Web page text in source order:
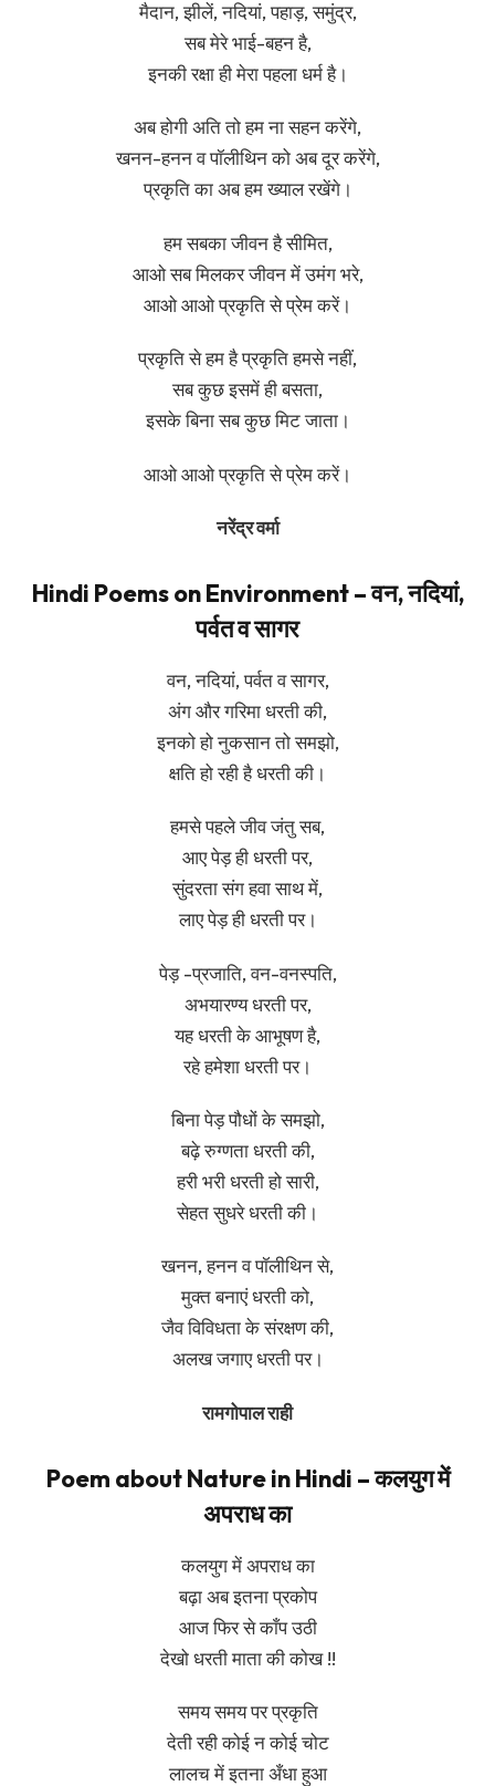
मैदान, झीलें, नदियां, पहाड़, समुंद्र,
सब मेरे भाई-बहन है,
इनकी रक्षा ही मेरा पहला धर्म है।
अब होगी अति तो हम ना सहन करेंगे,
खनन-हनन व पॉलीथिन को अब दूर करेंगे,
प्रकृति का अब हम ख्याल रखेंगे।
हम सबका जीवन है सीमित,
आओ सब मिलकर जीवन में उमंग भरे,
आओ आओ प्रकृति से प्रेम करें।
प्रकृति से हम है प्रकृति हमसे नहीं,
सब कुछ इसमें ही बसता,
इसके बिना सब कुछ मिट जाता।
आओ आओ प्रकृति से प्रेम करें।
नरेंद्र वर्मा
Hindi Poems on Environment – वन, नदियां,
पर्वत व सागर
वन, नदियां, पर्वत व सागर,
अंग और गरिमा धरती की,
इनको हो नुकसान तो समझो,
क्षति हो रही है धरती की।
हमसे पहले जीव जंतु सब,
आए पेड़ ही धरती पर,
सुंदरता संग हवा साथ में,
लाए पेड़ ही धरती पर।
पेड़ -प्रजाति, वन-वनस्पति,
अभयारण्य धरती पर,
यह धरती के आभूषण है,
रहे हमेशा धरती पर।
बिना पेड़ पौधों के समझो,
बढ़े रुग्णता धरती की,
हरी भरी धरती हो सारी,
सेहत सुधरे धरती की।
खनन, हनन व पॉलीथिन से,
मुक्त बनाएं धरती को,
जैव विविधता के संरक्षण की,
अलख जगाए धरती पर।
रामगोपाल राही
Poem about Nature in Hindi – कलयुग में
अपराध का
कलयुग में अपराध का
बढ़ा अब इतना प्रकोप
आज फिर से काँप उठी
देखो धरती माता की कोख !!
समय समय पर प्रकृति
देती रही कोई न कोई चोट
लालच में इतना अँधा हुआ